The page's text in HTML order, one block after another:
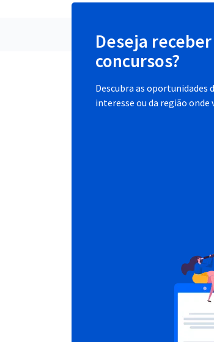
Deseja
concursos?
Descubra as oportunidades
interesse ou da região onde